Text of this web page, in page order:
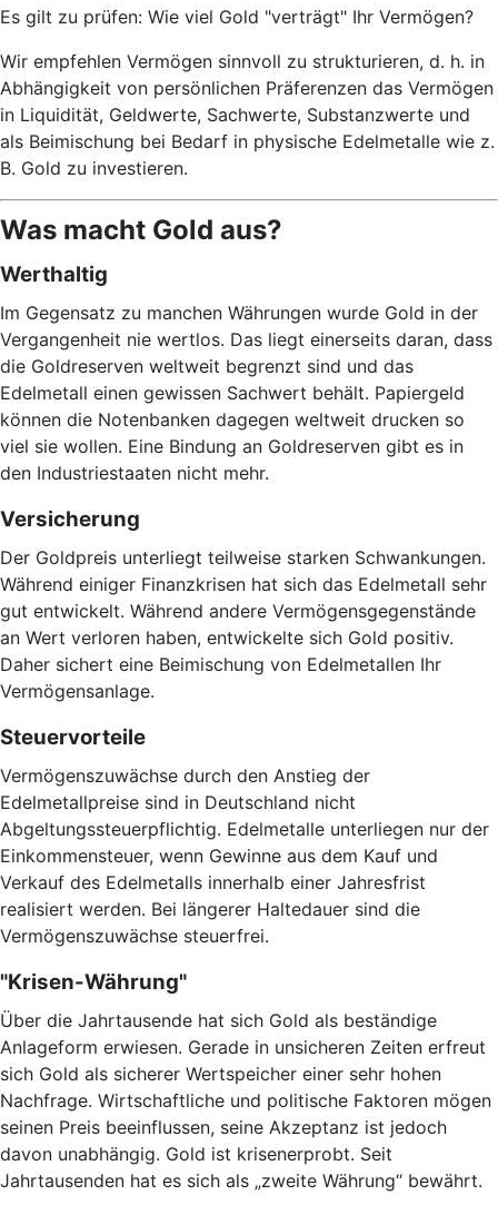
Es gilt zu prüfen: Wie viel Gold "verträgt" Ihr Vermögen?
Wir empfehlen Vermögen sinnvoll zu strukturieren, d. h. in
Abhängigkeit von persönlichen Präferenzen das Vermögen
in Liquidität, Geldwerte, Sachwerte, Substanzwerte und
als Beimischung bei Bedarf in physische Edelmetalle wie z.
B. Gold zu investieren.
Was macht Gold aus?
Werthaltig
Im Gegensatz zu manchen Währungen wurde Gold in der
Vergangenheit nie wertlos. Das liegt einerseits daran, dass
die Goldreserven weltweit begrenzt sind und das
Edelmetall einen gewissen Sachwert behält. Papiergeld
können die Notenbanken dagegen weltweit drucken so
viel sie wollen. Eine Bindung an Goldreserven gibt es in
den Industriestaaten nicht mehr.
Versicherung
Der Goldpreis unterliegt teilweise starken Schwankungen.
Während einiger Finanzkrisen hat sich das Edelmetall sehr
gut entwickelt. Während andere Vermögensgegenstände
an Wert verloren haben, entwickelte sich Gold positiv.
Daher sichert eine Beimischung von Edelmetallen Ihr
Vermögensanlage.
Steuervorteile
Vermögenszuwächse durch den Anstieg der
Edelmetallpreise sind in Deutschland nicht
Abgeltungssteuerpflichtig. Edelmetalle unterliegen nur der
Einkommensteuer, wenn Gewinne aus dem Kauf und
Verkauf des Edelmetalls innerhalb einer Jahresfrist
realisiert werden. Bei längerer Haltedauer sind die
Vermögenszuwächse steuerfrei.
"Krisen-Währung"
Über die Jahrtausende hat sich Gold als beständige
Anlageform erwiesen. Gerade in unsicheren Zeiten erfreut
sich Gold als sicherer Wertspeicher einer sehr hohen
Nachfrage. Wirtschaftliche und politische Faktoren mögen
seinen Preis beeinflussen, seine Akzeptanz ist jedoch
davon unabhängig. Gold ist krisenerprobt. Seit
Jahrtausenden hat es sich als „zweite Währung“ bewährt.